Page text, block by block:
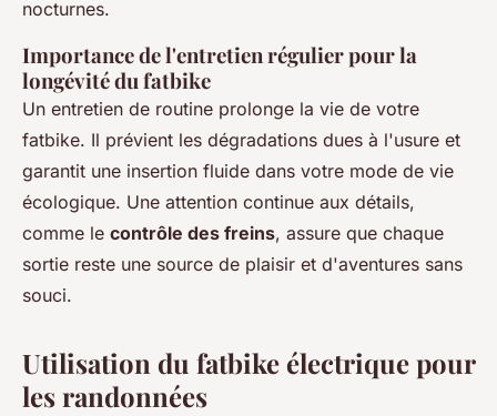
nocturnes.
Importance de l'entretien régulier pour la
longévité du fatbike
Un entretien de routine prolonge la vie de votre
fatbike. Il prévient les dégradations dues à l'usure et
garantit une insertion fluide dans votre mode de vie
écologique. Une attention continue aux détails,
comme le contrôle des freins, assure que chaque
sortie reste une source de plaisir et d'aventures sans
souci.
Utilisation du fatbike électrique pour
les randonnées